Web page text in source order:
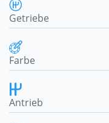
Getriebe
Farbe
Antrieb